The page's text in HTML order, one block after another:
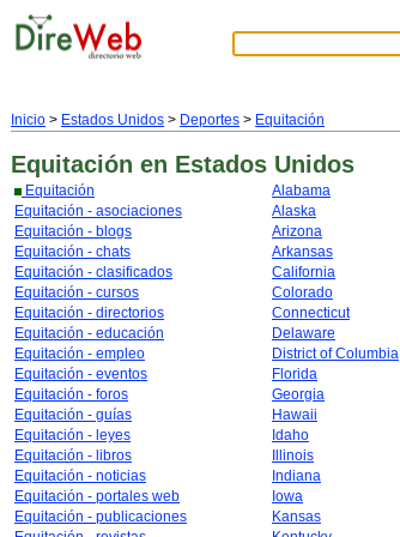
Inicio > Estados Unidos > Deportes > Equitación
Equitación en Estados Unidos
Equitación
Equitación - asociaciones
Equitación - blogs
Equitación - chats
Equitación - clasificados
Equitación - cursos
Equitación - directorios
Equitación - educación
Equitación - empleo
Equitación - eventos
Equitación - foros
Equitación - guías
Equitación - leyes
Equitación - libros
Equitación - noticias
Equitación - portales web
Equitación - publicaciones
Alabama
Alaska
Arizona
Arkansas
California
Colorado
Connecticut
Delaware
District of Columbia
Florida
Georgia
Hawaii
Idaho
Illinois
Indiana
Iowa
Kansas